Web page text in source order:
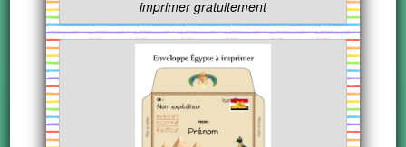
imprimer gratuitement